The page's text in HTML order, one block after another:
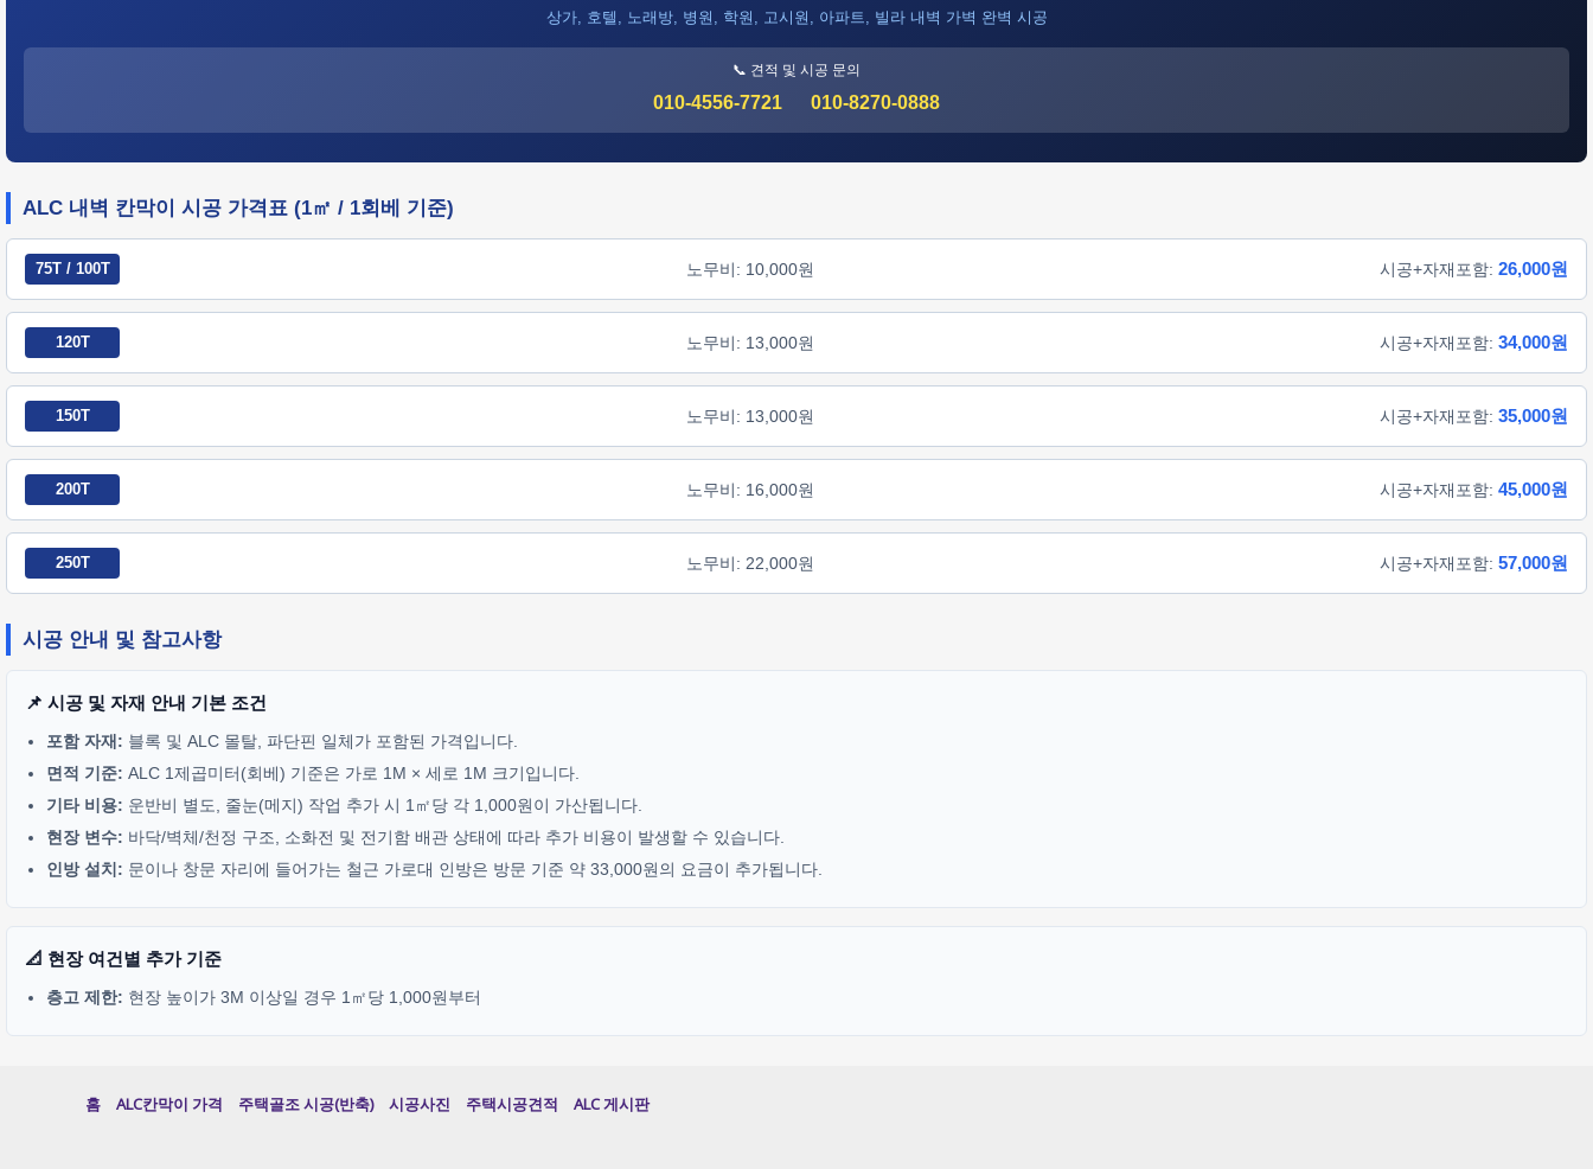
상가, 호텔, 노래방, 병원, 학원, 고시원, 아파트, 빌라 내벽 가벽 완벽 시공
📞 견적 및 시공 문의
010-4556-7721 010-8270-0888
ALC 내벽 칸막이 시공 가격표 (1㎡ / 1회베 기준)
75T / 100T 노무비: 10,000원 시공+자재포함: 26,000원
120T 노무비: 13,000원 시공+자재포함: 34,000원
150T 노무비: 13,000원 시공+자재포함: 35,000원
200T 노무비: 16,000원 시공+자재포함: 45,000원
250T 노무비: 22,000원 시공+자재포함: 57,000원
시공 안내 및 참고사항
📌 시공 및 자재 안내 기본 조건
포함 자재: 블록 및 ALC 몰탈, 파단핀 일체가 포함된 가격입니다.
면적 기준: ALC 1제곱미터(회베) 기준은 가로 1M × 세로 1M 크기입니다.
기타 비용: 운반비 별도, 줄눈(메지) 작업 추가 시 1㎡당 각 1,000원이 가산됩니다.
현장 변수: 바닥/벽체/천정 구조, 소화전 및 전기함 배관 상태에 따라 추가 비용이 발생할 수 있습니다.
인방 설치: 문이나 창문 자리에 들어가는 철근 가로대 인방은 방문 기준 약 33,000원의 요금이 추가됩니다.
📐 현장 여건별 추가 기준
층고 제한: 현장 높이가 3M 이상일 경우 1㎡당 1,000원부터
홈 ALC칸막이 가격 주택골조 시공(반축) 시공사진 주택시공견적 ALC 게시판